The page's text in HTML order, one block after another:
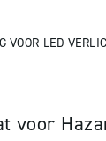
VOOR LED-
voor